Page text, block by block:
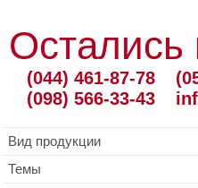
Остались
(044) 461-87-78
(098) 566-33-43
Вид продукции
Темы